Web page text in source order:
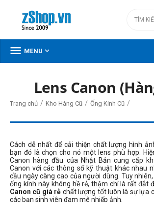
 MENU 
đ –
1990000đ
Loại ngàm lens
Lens Canon
Trang chủ / Kho Hàng Cũ / Ống Kính Cũ /
Cách dễ nhất để cải thiện chất lượng hình
bạn đó là chọn cho nó một lens phù hợp.
Canon hàng đầu của Nhật Bản cung cấp
Canon với các thông số kỹ thuật khác nhau
cầu ngày càng cao của người dùng. Tuy
ống kính này không hề rẻ, thậm chí là rất đắt
Canon cũ giá rẻ chất lượng tốt luôn là sự lựa
các bạn sinh viên đam mê nhiếp ảnh.